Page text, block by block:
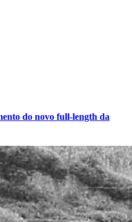
do novo full-length da